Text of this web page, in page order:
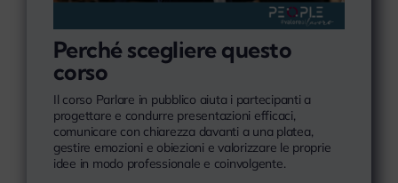
Perché scegliere questo
corso
Il corso Parlare in pubblico aiuta i partecipanti a
progettare e condurre presentazioni efficaci,
comunicare con chiarezza davanti a una platea,
gestire emozioni e obiezioni e valorizzare le proprie
idee in modo professionale e coinvolgente.